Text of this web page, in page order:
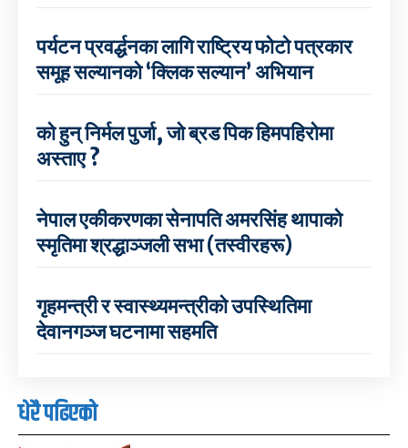
पर्यटन प्रवर्द्धनका लागि राष्ट्रिय फोटो पत्रकार
समूह सल्यानको ‘क्लिक सल्यान’ अभियान
को हुन् निर्मल पुर्जा, जो ब्रड पिक हिमपहिरोमा
अस्ताए ?
नेपाल एकीकरणका सेनापति अमरसिंह थापाको
स्मृतिमा श्रद्धाञ्जली सभा (तस्वीरहरू)
गृहमन्त्री र स्वास्थ्यमन्त्रीको उपस्थितिमा
देवानगञ्ज घटनामा सहमति
धेरै पढिएको